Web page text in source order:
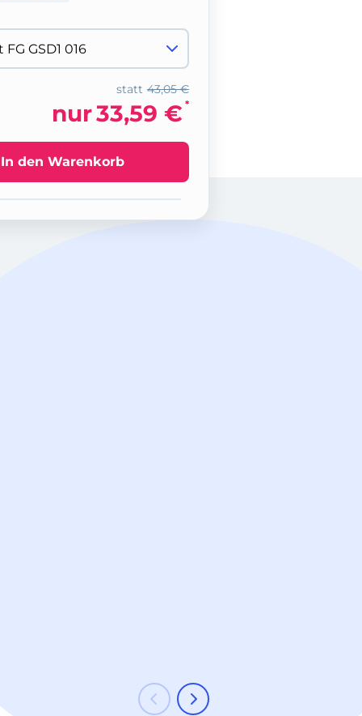
43,05 €
statt
nur33,59 € *
In den Warenkorb